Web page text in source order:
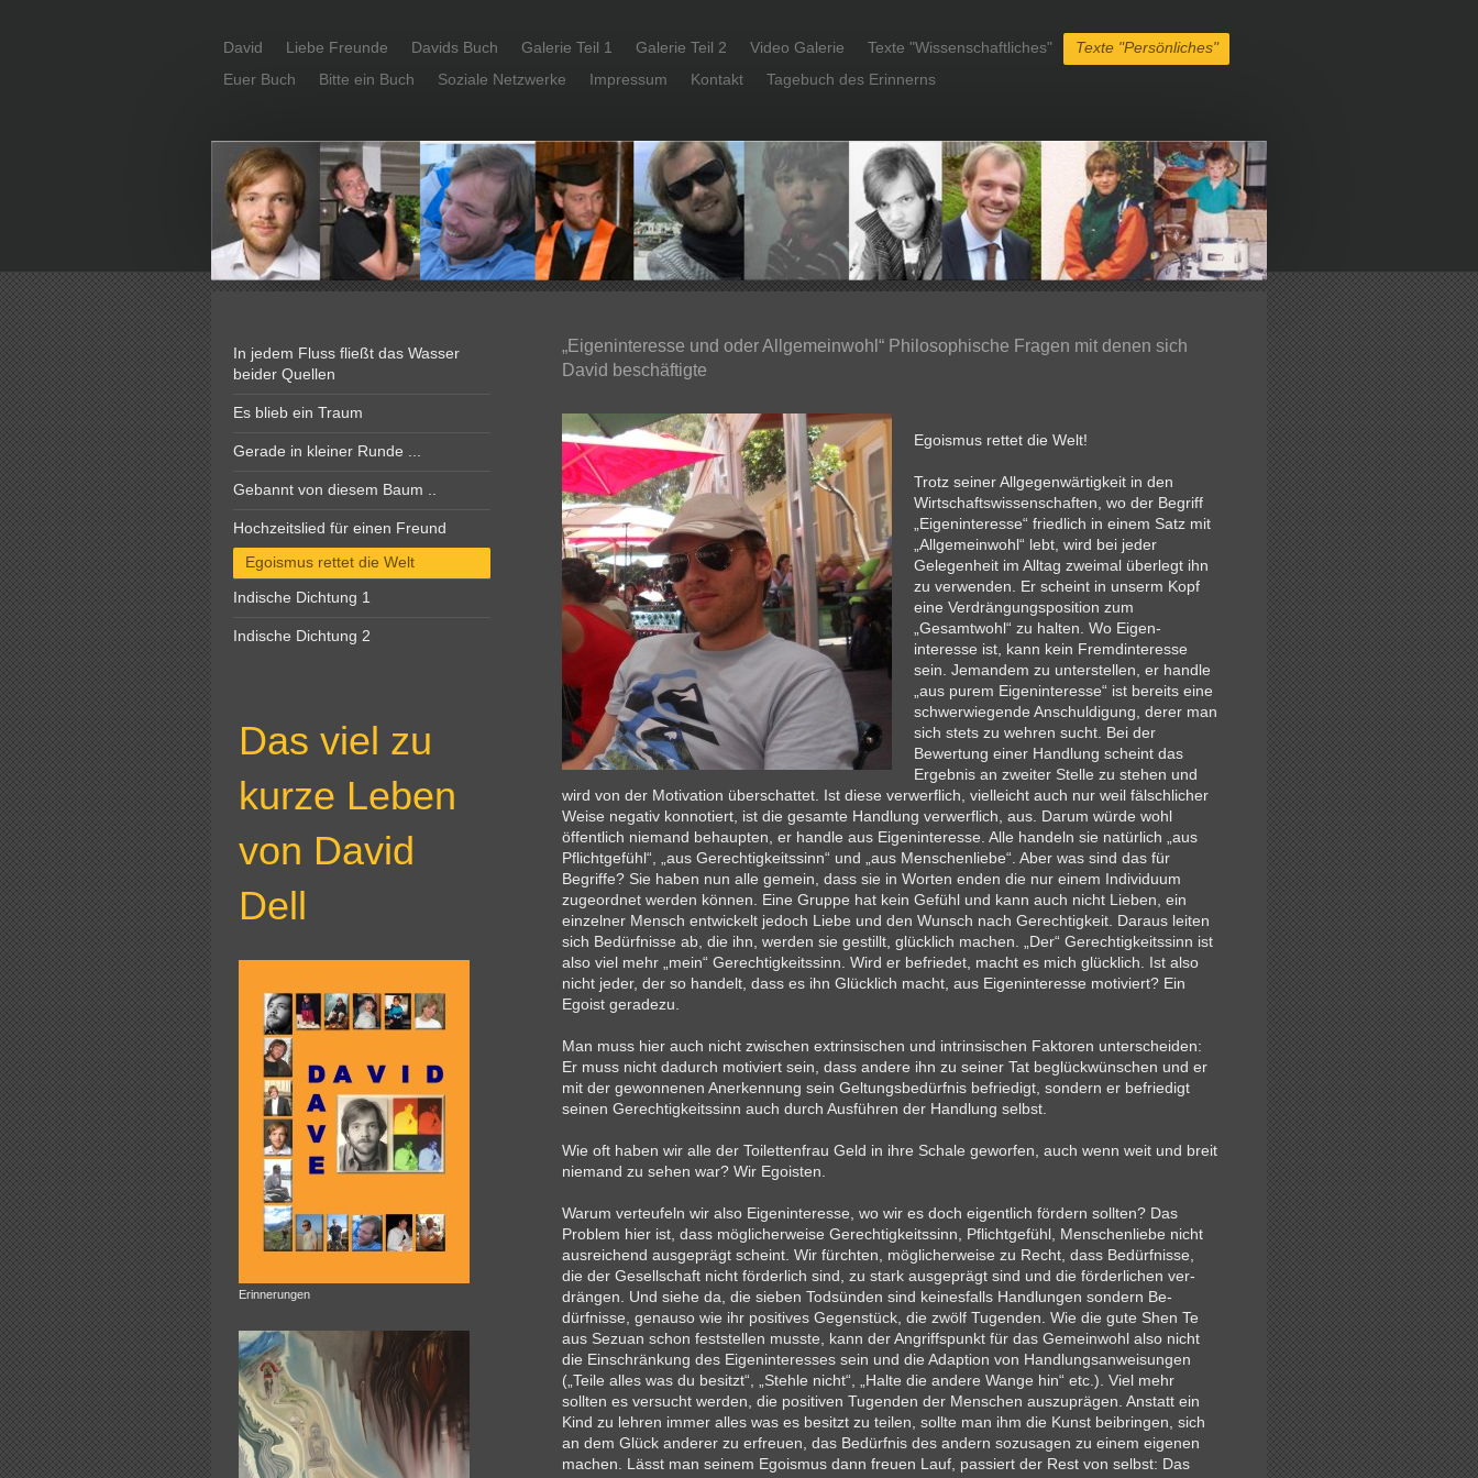
David Liebe Freunde Davids Buch Galerie Teil 1 Galerie Teil 2 Video Galerie Texte "Wissenschaftliches"
Texte "Persönliches"
Euer Buch
Bitte ein Buch Soziale Netzwerke Impressum Kontakt Tagebuch des Erinnerns
„Eigeninteresse und oder Allgemeinwohl“ Philosophische Fragen mit denen sich
David beschäftigte
Egoismus rettet die Welt!
Trotz seiner Allgegenwärtigkeit in den
Wirtschaftswissenschaften, wo der Begriff
„Eigeninteresse“ friedlich in einem Satz mit
„Allgemeinwohl“ lebt, wird bei jeder
Gelegenheit im Alltag zweimal überlegt ihn
zu verwenden. Er scheint in unserm Kopf
eine Verdrängungsposition zum
„Gesamtwohl“ zu halten. Wo Eigen­
interesse ist, kann kein Fremdinteresse
sein. Jemandem zu unterstellen, er handle
„aus purem Eigeninteresse“ ist bereits eine
schwerwiegende Anschuldigung, derer man
sich stets zu wehren sucht. Bei der
Bewertung einer Handlung scheint das
Ergebnis an zweiter Stelle zu stehen und
wird von der Motivation überschattet. Ist diese verwerflich, vielleicht auch nur weil fälschlicher
Weise negativ konnotiert, ist die gesamte Handlung verwerflich, aus. Darum würde wohl
öffentlich niemand behaupten, er handle aus Eigeninteresse. Alle handeln sie natürlich „aus
Pflicht­gefühl“, „aus Gerechtigkeits­sinn“ und „aus Menschenliebe“. Aber was sind das für
Begriffe? Sie haben nun alle gemein, dass sie in Worten enden die nur einem Indi­viduum
zugeordnet werden können. Eine Gruppe hat kein Gefühl und kann auch nicht Lieben, ein
einzelner Mensch entwickelt jedoch Liebe und den Wunsch nach Gerechtigkeit. Daraus leiten
sich Bedürfnisse ab, die ihn, werden sie gestillt, glücklich machen. „Der“ Gerechtigkeits­sinn ist
also viel mehr „mein“ Gerech­tigkeits­sinn. Wird er befriedet, macht es mich glücklich. Ist also
nicht jeder, der so handelt, dass es ihn Glücklich macht, aus Eigeninteresse motiviert? Ein
Egoist geradezu.
Man muss hier auch nicht zwischen extrinsischen und intrinsischen Faktoren unterscheiden:
Er muss nicht dadurch motiviert sein, dass andere ihn zu seiner Tat beglückwünschen und er
mit der gewonnenen Anerkennung sein Geltungs­bedürfnis befriedigt, sondern er befriedigt
seinen Gerechtigkeitssinn auch durch Ausführen der Handlung selbst.
Wie oft haben wir alle der Toilettenfrau Geld in ihre Schale geworfen, auch wenn weit und breit
niemand zu sehen war? Wir Egoisten.
Warum verteufeln wir also Eigeninteresse, wo wir es doch eigentlich fördern sollten? Das
Problem hier ist, dass möglicherweise Gerechtigkeitssinn, Pflichtgefühl, Men­schen­­­­liebe nicht
ausreichend ausgeprägt scheint. Wir fürchten, möglicherweise zu Recht, dass Bedürfnisse,
die der Gesell­schaft nicht förderlich sind, zu stark ausgeprägt sind und die förderlichen ver­
drängen. Und siehe da, die sieben Tod­sünden sind keinesfalls Handlungen sondern Be­
dürfnisse, genauso wie ihr positives Gegenstück, die zwölf Tugenden. Wie die gute Shen Te
aus Sezuan schon feststellen musste, kann der Angriffspunkt für das Gemeinwohl also nicht
die Ein­schränkung des Eigeninteresses sein und die Adaption von Handlungs­anweisungen
(„Teile alles was du besitzt“, „Stehle nicht“, „Halte die andere Wange hin“ etc.). Viel mehr
sollten es versucht werden, die positiven Tugenden der Menschen auszuprägen. Anstatt ein
Kind zu lehren immer alles was es besitzt zu teilen, sollte man ihm die Kunst beibringen, sich
an dem Glück anderer zu erfreuen, das Bedürfnis des andern sozusagen zu einem eigenen
machen. Lässt man seinem Egoismus dann freuen Lauf, passiert der Rest von selbst: Das
In jedem Fluss fließt das Wasser
beider Quellen
Es blieb ein Traum
Gerade in kleiner Runde ...
Gebannt von diesem Baum ..
Hochzeitslied für einen Freund
Egoismus rettet die Welt
Indische Dichtung 1
Indische Dichtung 2
Das viel zu
kurze Leben
von David
Dell
Erinnerungen